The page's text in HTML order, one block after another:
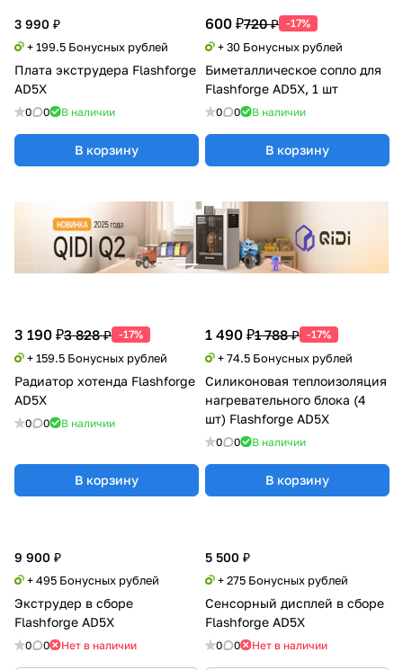
3 990 ₽
+ 199.5 Бонусных рублей
Плата экструдера Flashforge
AD5X
0 0 В наличии
В корзину
600 ₽720 ₽ -17%
+ 30 Бонусных рублей
Биметаллическое сопло для
Flashforge AD5X, 1 шт
0 0 В наличии
В корзину
3 190 ₽3 828 ₽ -17%
+ 159.5 Бонусных рублей
Радиатор хотенда Flashforge
AD5X
0 0 В наличии
В корзину
1 490 ₽1 788 ₽ -17%
+ 74.5 Бонусных рублей
Силиконовая теплоизоляция
нагревательного блока (4
шт) Flashforge AD5X
0 0 В наличии
В корзину
9 900 ₽
+ 495 Бонусных рублей
Экструдер в сборе
Flashforge AD5X
0 0 Нет в наличии
5 500 ₽
+ 275 Бонусных рублей
Сенсорный дисплей в сборе
Flashforge AD5X
0 0 Нет в наличии